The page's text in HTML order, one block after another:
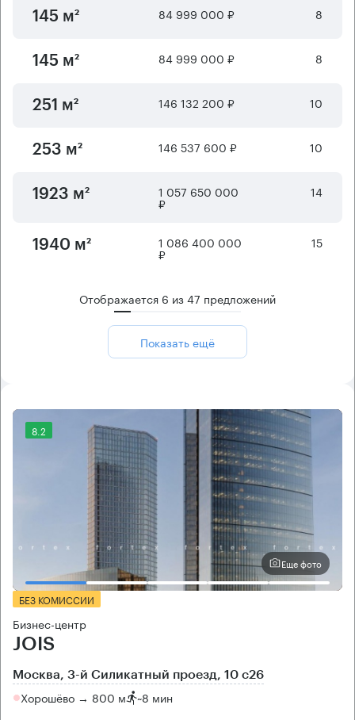
145 м² 84 999 000 ₽ 8
145 м² 84 999 000 ₽ 8
251 м² 146 132 200 ₽ 10
253 м² 146 537 600 ₽ 10
1923 м² 1 057 650 000
₽
14
1940 м² 1 086 400 000
₽
15
Отображается 6 из47 предложений
Показать ещё
8.2
Еще фото
БЕЗ КОМИССИИ
Бизнес-центр
JOIS
Москва, 3-й Силикатный проезд, 10 с26
Хорошёво → 800 м ~8 мин